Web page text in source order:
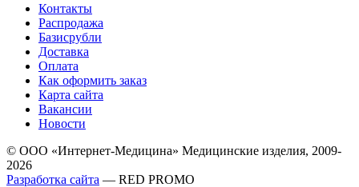
Контакты
Распродажа
Базисрубли
Доставка
Оплата
Как оформить заказ
Карта сайта
Вакансии
Новости
© ООО «Интернет-Медицина» Медицинские изделия, 2009-
2026
Разработка сайта — RED PROMO